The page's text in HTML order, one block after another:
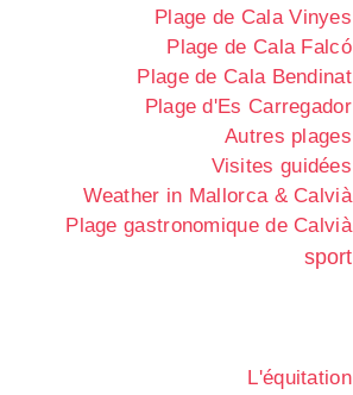
Plage de Cala Vinyes
Plage de Cala Falcó
Plage de Cala Bendinat
Plage d'Es Carregador
Autres plages
Visites guidées
Weather in Mallorca & Calvià
Plage gastronomique de Calvià
sport
L'équitation